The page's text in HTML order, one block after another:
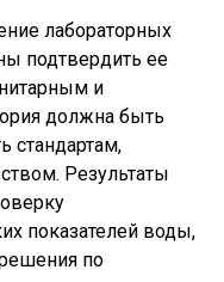
лабораторных
подтвердить ее
и
должна быть
стандартам,
Результаты
показателей воды,
по